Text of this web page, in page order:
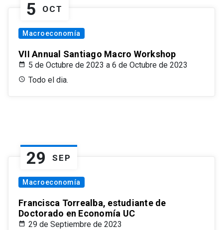
5 OCT
Macroeconomía
VII Annual Santiago Macro Workshop
5 de Octubre de 2023 a 6 de Octubre de 2023
Todo el dia.
29 SEP
Macroeconomía
Francisca Torrealba, estudiante de
Doctorado en Economía UC
29 de Septiembre de 2023